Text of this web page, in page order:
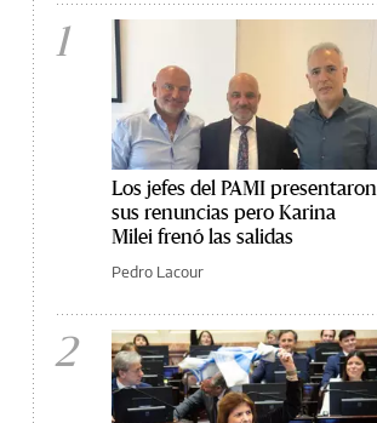
1
Los jefes del PAMI presentaron
sus renuncias pero Karina
Milei frenó las salidas
Pedro Lacour
2